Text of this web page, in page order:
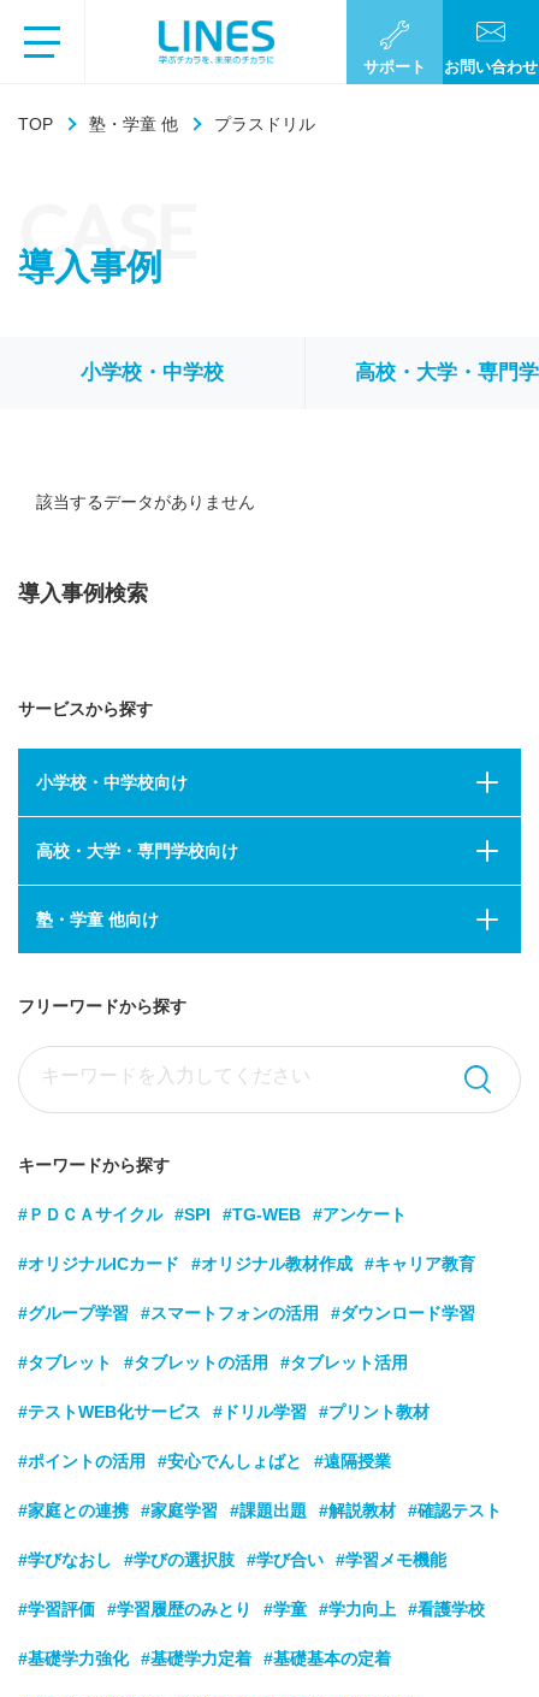
サポート お問い合わせ
TOP 塾・学童 他 プラスドリル
CASE
導入事例
小学校・中学校 高校・大学・専門
該当するデータがありません
導入事例検索
サービスから探す
小学校・中学校向け
高校・大学・専門学校向け
塾・学童 他向け
フリーワードから探す
キーワードから探す
#ＰＤＣＡサイクル #SPI #TG-WEB #アンケート
#オリジナルICカード #オリジナル教材作成 #キャリア教育
#グループ学習 #スマートフォンの活用 #ダウンロード学習
#タブレット #タブレットの活用 #タブレット活用
#テストWEB化サービス #ドリル学習 #プリント教材
#ポイントの活用 #安心でんしょばと #遠隔授業
#家庭との連携 #家庭学習 #課題出題 #解説教材 #確認テスト
#学びなおし #学びの選択肢 #学び合い #学習メモ機能
#学習評価 #学習履歴のみとり #学童 #学力向上 #看護学校
#基礎学力強化 #基礎学力定着 #基礎基本の定着